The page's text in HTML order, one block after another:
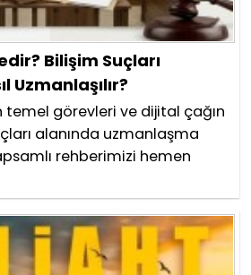
Bilişim Suçları
Uzmanlaşılır?
temel görevleri ve dijital çağın
alanında uzmanlaşma
rehberimizi hemen